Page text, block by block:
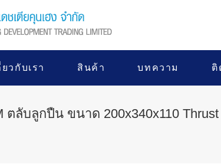
ยวกับเรา สินค้า บทความ ติ
ตลับลูกปืน ขนาด 200x340x110 Thrust